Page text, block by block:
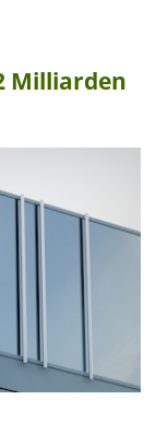
Milliarden